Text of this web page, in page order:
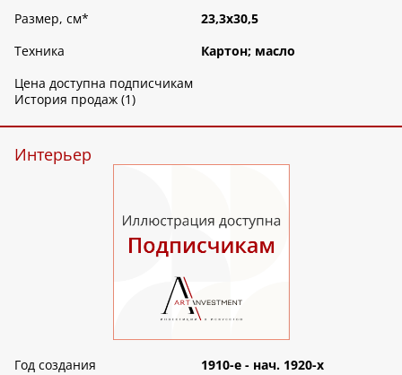
Размер, см*
23,3х30,5
Техника
Картон; масло
Цена доступна подписчикам
История продаж (1)
Интерьер
Год создания
1910-е - нач. 1920-х